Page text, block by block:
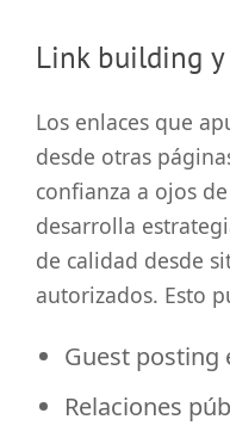
Link building
Los enlaces que
desde otras
confianza a ojos
desarrolla
de calidad desde
autorizados. Esto
Guest posting
Relaciones